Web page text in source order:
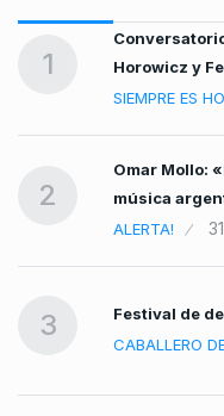
1
Horowicz y
SIEMPRE ES
2
Omar Mollo:
música
ALERTA!
3
Festival de
CABALLERO